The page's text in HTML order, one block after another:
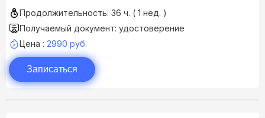
Продолжительность: 36 ч. ( 1 нед. )
Получаемый документ: удостоверение
Цена : 2990 руб.
Записаться